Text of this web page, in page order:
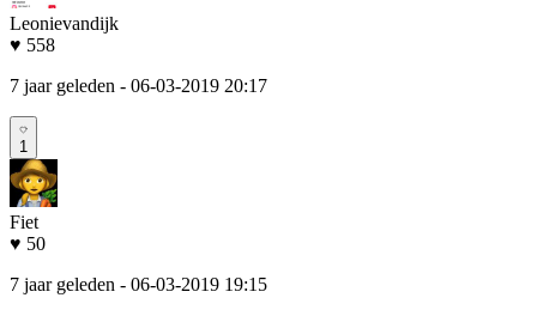
Leonievandijk
♥ 558
7 jaar geleden - 06-03-2019 20:17
1
Fiet
♥ 50
7 jaar geleden - 06-03-2019 19:15